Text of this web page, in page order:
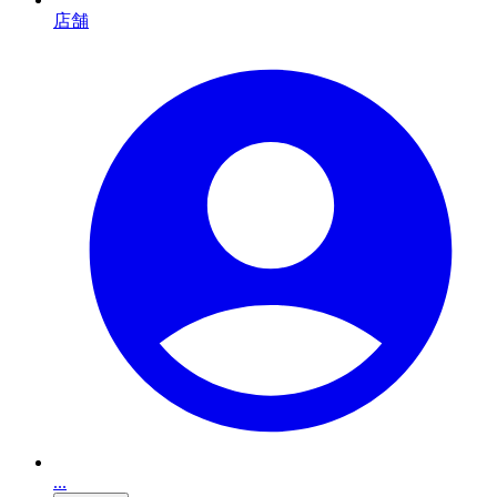
店舗
...